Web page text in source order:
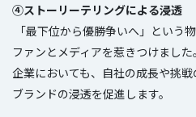
④ストーリーテリングによる浸透
「最下位から優勝争いへ」という物
ファンとメディアを惹きつけました。
企業においても、自社の成長や挑
ブランドの浸透を促進します。